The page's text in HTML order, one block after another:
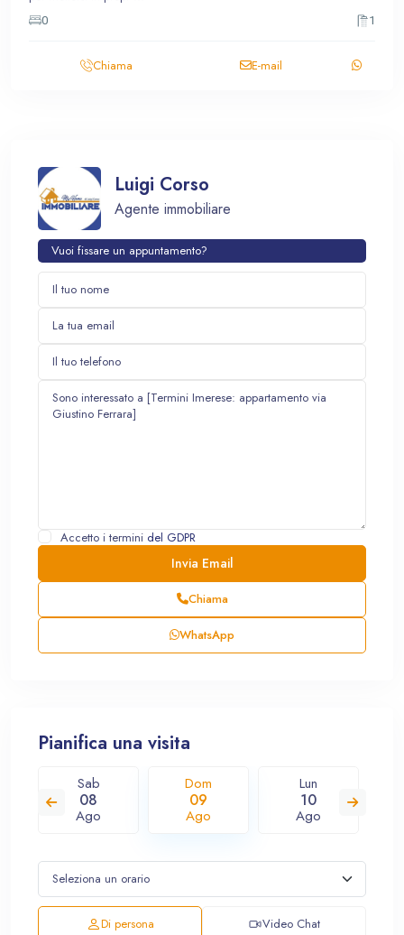
0 1
Chiama E-mail
Luigi Corso
Agente immobiliare
Vuoi fissare un appuntamento?
Accetto i termini del GDPR
Chiama
WhatsApp
Pianifica una visita
Sab
08
Ago
Dom
09
Ago
Lun
10
Ago
Di persona Video Chat